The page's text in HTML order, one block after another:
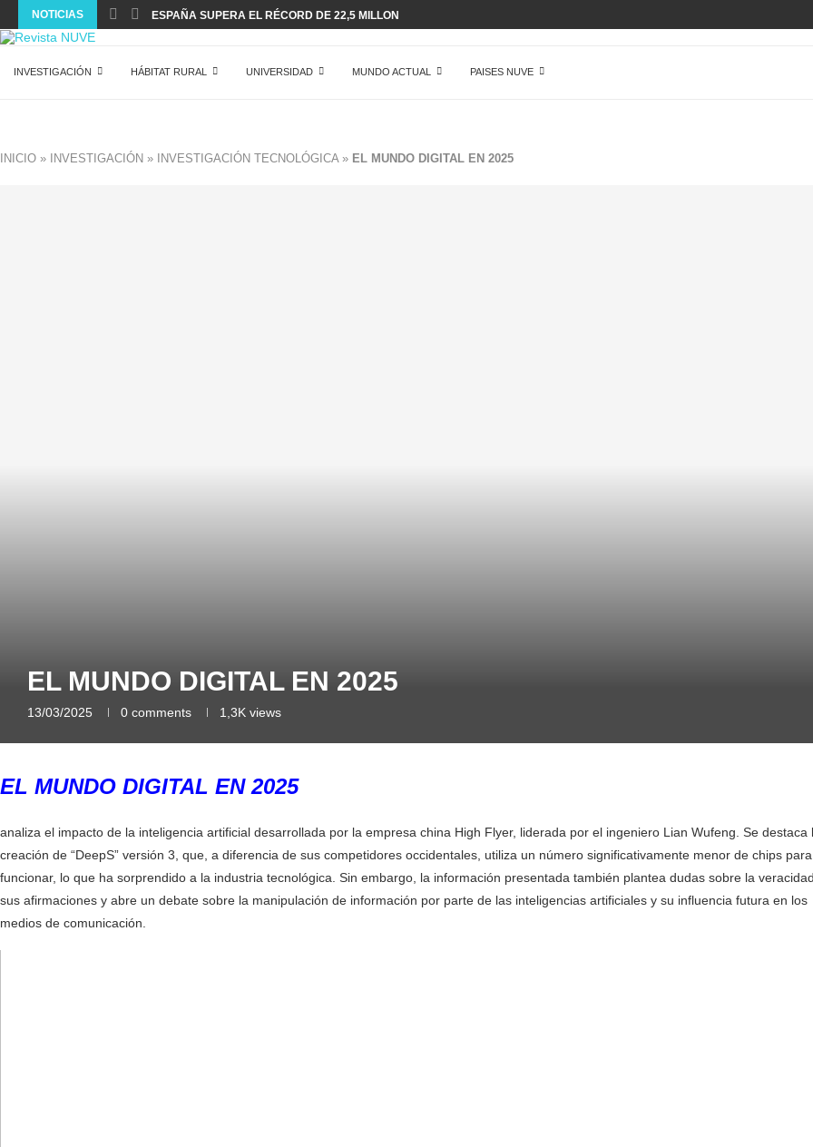
NOTICIAS ESPAÑA SUPERA EL RÉCORD DE 22,5 MILLONES DE...
INVESTIGACIÓN HÁBITAT RURAL UNIVERSIDAD MUNDO ACTUAL PAISES NUVE
INICIO » INVESTIGACIÓN » INVESTIGACIÓN TECNOLÓGICA» EL MUNDO DIGITAL EN 2025
EL MUNDO DIGITAL EN 2025
13/03/2025 0 comments 1,3K views
EL MUNDO DIGITAL EN 2025
analiza el impacto de la inteligencia artificial desarrollada por la empresa china High Flyer, liderada por el ingeniero Lian Wufeng. Se destaca
creación de “DeepS” versión 3, que, a diferencia de sus competidores occidentales, utiliza un número significativamente menor de chips para
funcionar, lo que ha sorprendido a la industria tecnológica. Sin embargo, la información presentada también plantea dudas sobre la
sus afirmaciones y abre un debate sobre la manipulación de información por parte de las inteligencias artificiales y su influencia futura en los
medios de comunicación.